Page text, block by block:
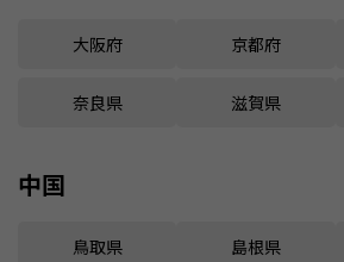
大阪府 京都府
奈良県 滋賀県
中国
鳥取県 島根県